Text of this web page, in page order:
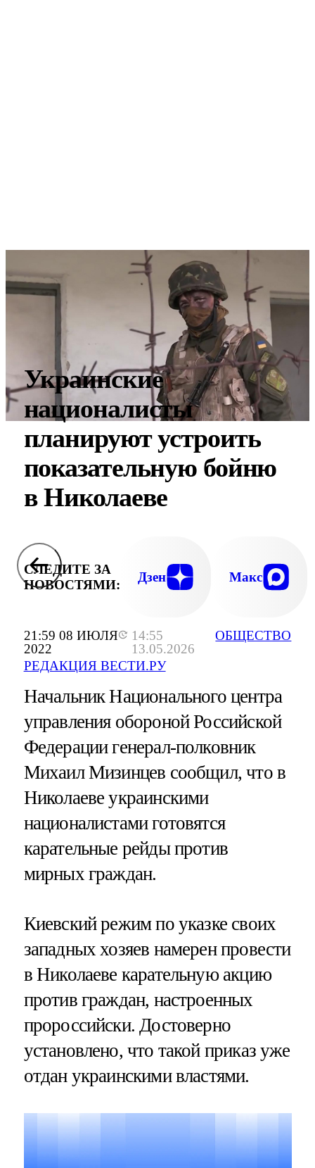
21:59 08 ИЮЛЯ
2022
14:55
13.05.2026
РЕДАКЦИЯ ВЕСТИ.РУ
ОБЩЕСТВО
Украинские
националисты
планируют устроить
показательную бойню
в Николаеве
СЛЕДИТЕ ЗА
НОВОСТЯМИ:
Дзен Макс
Начальник Национального центра
управления обороной Российской
Федерации генерал-полковник
Михаил Мизинцев сообщил, что в
Николаеве украинскими
националистами готовятся
карательные рейды против
мирных граждан.
Киевский режим по указке своих
западных хозяев намерен провести
в Николаеве карательную акцию
против граждан, настроенных
пророссийски. Достоверно
установлено, что такой приказ уже
отдан украинскими властями.